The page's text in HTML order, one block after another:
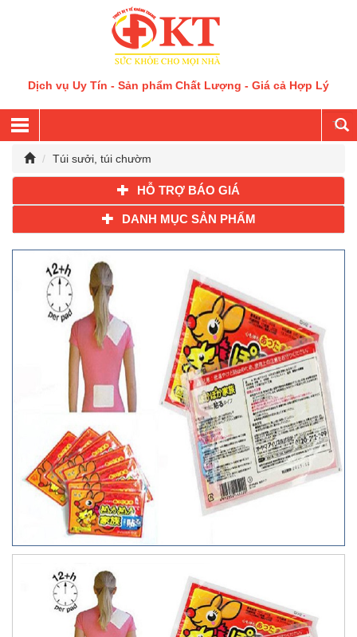
Dịch vụ Uy Tín - Sản phẩm Chất Lượng - Giá cả Hợp Lý
Túi sưởi, túi chườm
HỖ TRỢ BÁO GIÁ
DANH MỤC SẢN PHẨM